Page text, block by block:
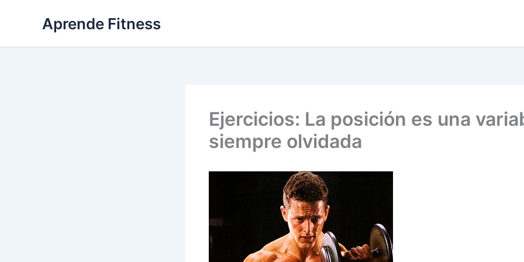
Aprende Fitness
Ejercicios: La posición es una
siempre olvidada